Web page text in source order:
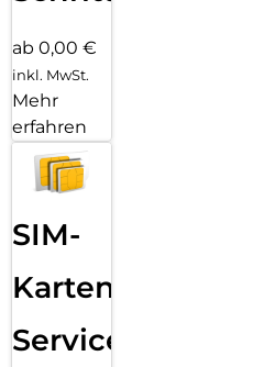
ab 0,00 €
inkl. MwSt.
Mehr
erfahren
SIM-
Karten
Service: